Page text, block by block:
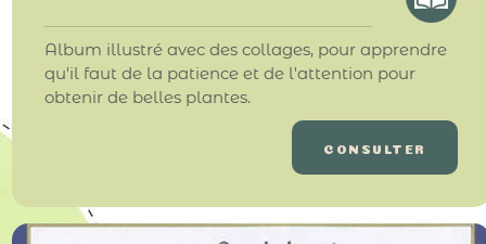
Album illustré avec des collages, pour apprendre
qu'il faut de la patience et de l'attention pour
obtenir de belles plantes.
CONSULTER